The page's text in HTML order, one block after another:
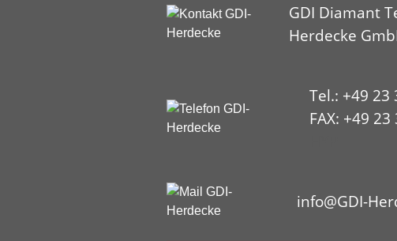
GDI Diamant
Herdecke
Tel.: +49 23
FAX: +49
info@GDI-